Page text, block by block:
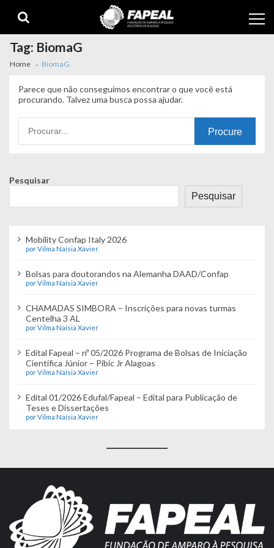
navigation
content
Tag: BiomaG
Home BiomaG
Parece que não conseguimos encontrar o que você está
procurando. Talvez uma busca possa ajudar.
por:
Pesquisar
Pesquisar
Mobility Confap Italy 2026
por Vilma Naísia Xavier
Bolsas para doutorandos na Alemanha DAAD/Confap
por Vilma Naísia Xavier
CHAMADAS SIMBORA – Inscrições para novas turmas
Centelha 3 AL
por Vilma Naísia Xavier
Edital Fapeal – nº 05/2026 Programa de Bolsas de Iniciação
Científica Júnior – Pibic Jr Alagoas
por Vilma Naísia Xavier
Edital 01/2026 Edufal/Fapeal – Edital para Publicação de
Teses e Dissertações
por Vilma Naísia Xavier